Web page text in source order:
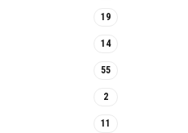
19
14
55
2
11